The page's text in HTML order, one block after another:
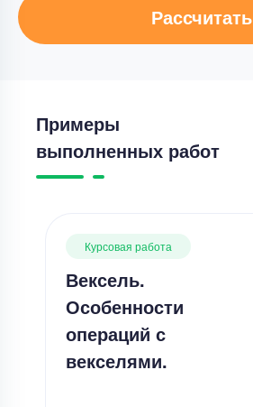
Рассчитать
Примеры
выполненных работ
Курсовая работа
Вексель.
Особенности
операций с
векселями.